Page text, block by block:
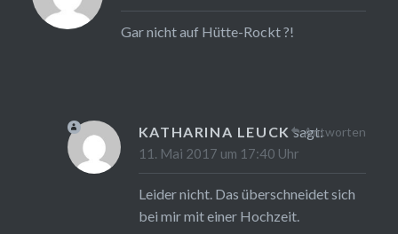
Gar nicht auf Hütte-Rockt ?!
KATHARINA LEUCK sagt:
11. Mai 2017 um 17:40 Uhr
Leider nicht. Das überschneidet sich
bei mir mit einer Hochzeit.
Antworten